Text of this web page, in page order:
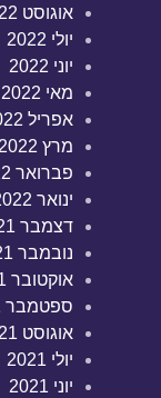
אוגוסט 2022
יולי 2022
יוני 2022
מאי 2022
אפריל 2022
מרץ 2022
פברואר 2022
ינואר 2022
דצמבר 2021
נובמבר 2021
אוקטובר 2021
ספטמבר 2021
אוגוסט 2021
יולי 2021
יוני 2021